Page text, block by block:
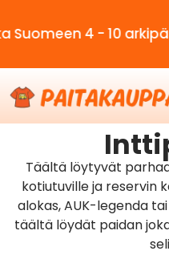
4 - 10 arkipäivää
Täältä löytyvät
kotiutuville ja reservin
alokas, AUK-legenda
täältä löydät paidan